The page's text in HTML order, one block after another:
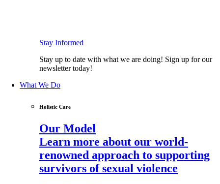
Stay Informed
Stay up to date with what we are doing! Sign up for our
newsletter today!
What We Do
Holistic Care
Our Model
Learn more about our world-
renowned approach to supporting
survivors of sexual violence